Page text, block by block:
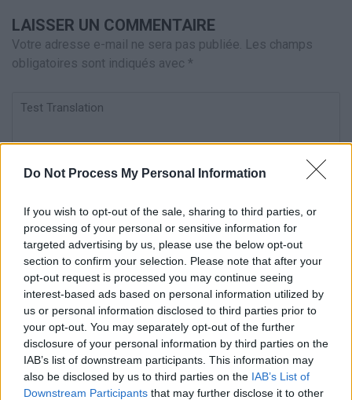
Do Not Process My Personal Information
If you wish to opt-out of the sale, sharing to third parties, or
processing of your personal or sensitive information for
targeted advertising by us, please use the below opt-out
section to confirm your selection. Please note that after your
opt-out request is processed you may continue seeing
interest-based ads based on personal information utilized by
us or personal information disclosed to third parties prior to
your opt-out. You may separately opt-out of the further
disclosure of your personal information by third parties on the
IAB’s list of downstream participants. This information may
also be disclosed by us to third parties on the IAB’s List of
Downstream Participants that may further disclose it to other
LAISSER UN COMMENTAIRE
Votre adresse e-mail ne sera pas publiée. Les champs
obligatoires sont indiqués avec *
Test
Nom*